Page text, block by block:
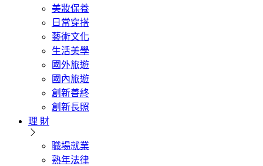
美妝保養
日常穿搭
藝術文化
生活美學
國外旅遊
國內旅遊
創新善終
創新長照
理 財
職場就業
熟年法律